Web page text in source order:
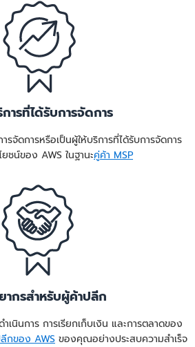
ารที่ได้รับการจัดการ
รจัดการหรือเป็นผู้ให้บริการที่ได้รับการจัดการ
ชน์ของ AWS ในฐานะคู่ค้า MSP
กรสำหรับผู้ค้าปลีก
เนินการ การเรียกเก็บเงิน และการตลาดของ
กของ AWS ของคุณอย่างประสบความสำเร็จ